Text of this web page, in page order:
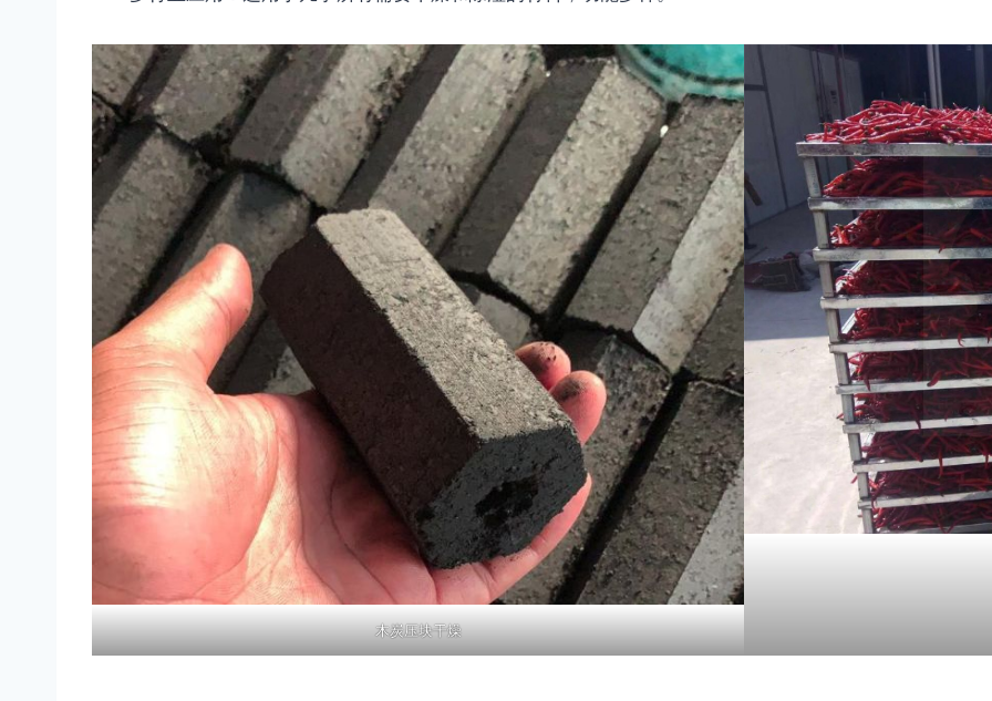
木炭压块干燥